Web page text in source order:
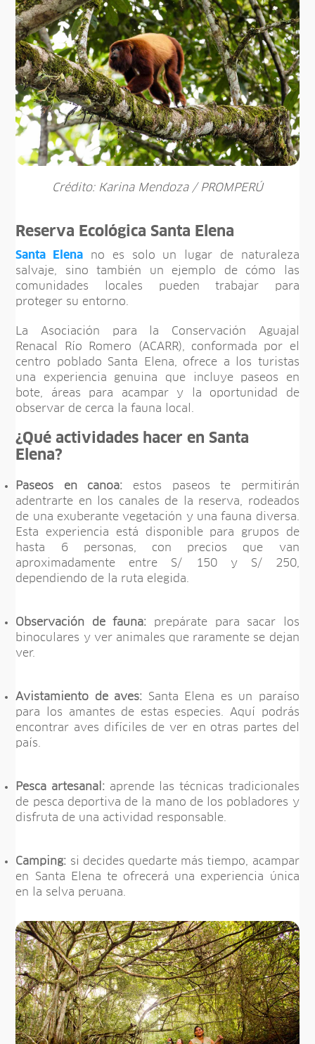
Crédito: Karina Mendoza / PROMPERÚ
Reserva Ecológica Santa Elena
Santa Elena no es solo un lugar de naturaleza
salvaje, sino también un ejemplo de cómo las
comunidades locales pueden trabajar para
proteger su entorno.
La Asociación para la Conservación Aguajal
Renacal Río Romero (ACARR), conformada por el
centro poblado Santa Elena, ofrece a los turistas
una experiencia genuina que incluye paseos en
bote, áreas para acampar y la oportunidad de
observar de cerca la fauna local.
¿Qué actividades hacer en Santa
Elena?
Paseos en canoa: estos paseos te permitirán
adentrarte en los canales de la reserva, rodeados
de una exuberante vegetación y una fauna diversa.
Esta experiencia está disponible para grupos de
hasta 6 personas, con precios que van
aproximadamente entre S/ 150 y S/ 250,
dependiendo de la ruta elegida.
Observación de fauna: prepárate para sacar los
binoculares y ver animales que raramente se dejan
ver.
Avistamiento de aves: Santa Elena es un paraíso
para los amantes de estas especies. Aquí podrás
encontrar aves difíciles de ver en otras partes del
país.
Pesca artesanal: aprende las técnicas tradicionales
de pesca deportiva de la mano de los pobladores y
disfruta de una actividad responsable.
Camping: si decides quedarte más tiempo, acampar
en Santa Elena te ofrecerá una experiencia única
en la selva peruana.